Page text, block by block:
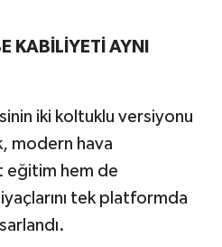
KABİLİYETİ AYNI
iki koltuklu versiyonu
modern hava
eğitim hem de
tek platformda